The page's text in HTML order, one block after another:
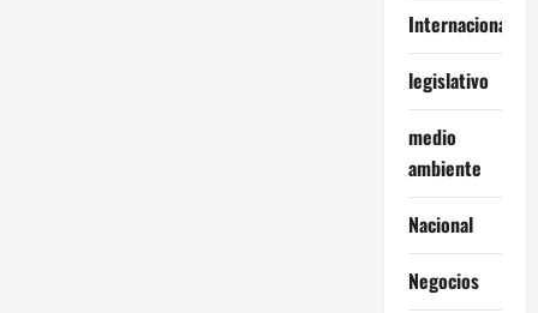
Internacionales
legislativo
medio
ambiente
Nacional
Negocios